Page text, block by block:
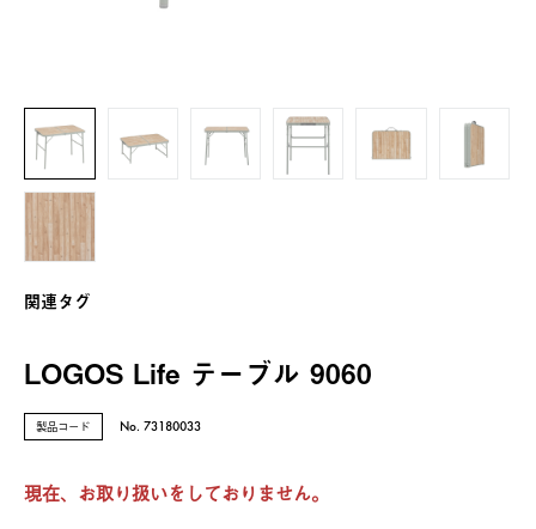
関連タグ
LOGOS Life テーブル 9060
製品コード No. 73180033
現在、お取り扱いをしておりません。